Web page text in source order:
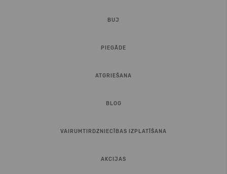
BUJ
PIEGĀDE
ATGRIEŠANA
BLOG
VAIRUMTIRDZNIECĪBAS IZPLATĪŠANA
AKCIJAS